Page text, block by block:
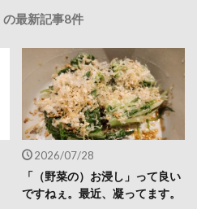
の最新記事8件
2026/07/28
「（野菜の）お浸し」って良い
ですねぇ。最近、凝ってます。